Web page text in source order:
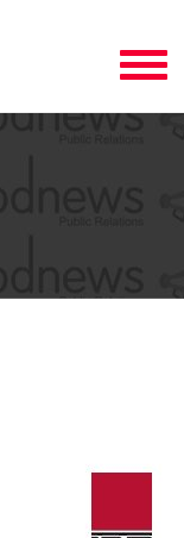
Toggle
navigation